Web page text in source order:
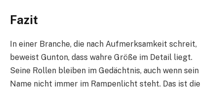
Fazit
In einer Branche, die nach Aufmerksamkeit schreit,
beweist Gunton, dass wahre Größe im Detail liegt.
Seine Rollen bleiben im Gedächtnis, auch wenn sein
Name nicht immer im Rampenlicht steht. Das ist die